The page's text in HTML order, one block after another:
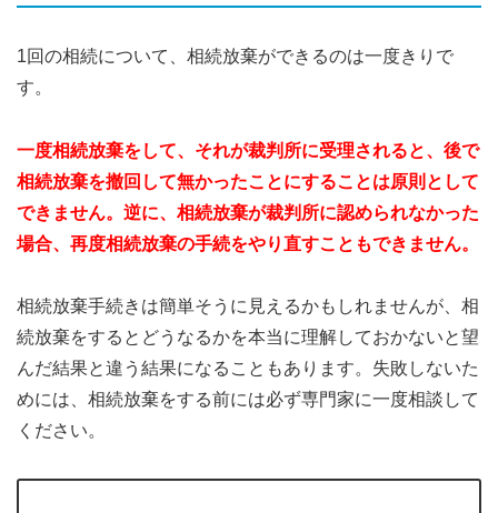
1回の相続について、相続放棄ができるのは一度きりで
す。
一度相続放棄をして、それが裁判所に受理されると、後で
相続放棄を撤回して無かったことにすることは原則として
できません。逆に、相続放棄が裁判所に認められなかった
場合、再度相続放棄の手続をやり直すこともできません。
相続放棄手続きは簡単そうに見えるかもしれませんが、相
続放棄をするとどうなるかを本当に理解しておかないと望
んだ結果と違う結果になることもあります。失敗しないた
めには、相続放棄をする前には必ず専門家に一度相談して
ください。